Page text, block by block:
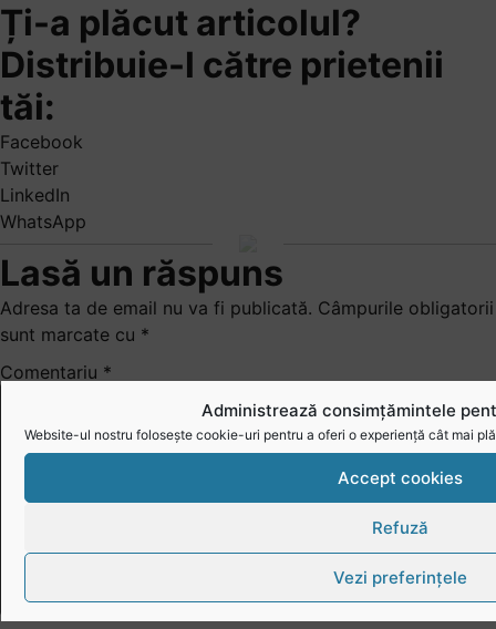
Administrează consimțămintele
Website-ul nostru folosește cookie-uri pentru a oferi o experiență cât mai
Accept cookies
Refuză
Vezi preferințele
Ți-a plăcut articolul?
Distribuie-l către prietenii
tăi:
Facebook
Twitter
LinkedIn
WhatsApp
Lasă un răspuns
Adresa ta de email nu va fi publicată. Câmpurile obligatorii
sunt marcate cu *
Comentariu *